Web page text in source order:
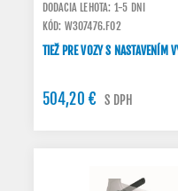
DODACIA LEHOTA: 1-5 DNI
KÓD: W307476.FO2
TIEŽ PRE VOZY S NASTAVENÍM
504,20 € S DPH